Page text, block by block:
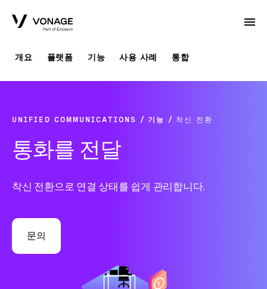
개요 플랫폼 기능 사용 사례 통합
UNIFIED COMMUNICATIONS 기능 착신 전환
통화를 전달
착신 전환으로 연결 상태를 쉽게 관리합니다.
문의